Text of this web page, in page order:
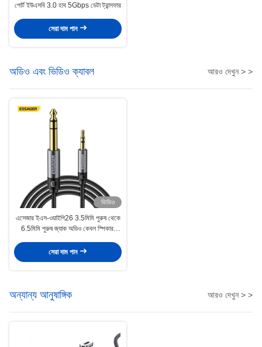
পোর্ট ইউএসবি 3.0 হাব 5Gbps ডেটা ট্রান্সফার
সেরা দাম পান
অডিও এবং ভিডিও ক্যাবল আরও দেখুন > >
ভিডিও
এসেজার ইএস-ওয়াইপি26 3.5মিমি পুরুষ থেকে
6.5মিমি পুরুষ জ্যাক অডিও কেবল স্পিকার,
সেরা দাম পান
অন্যান্য আনুষাঙ্গিক আরও দেখুন > >